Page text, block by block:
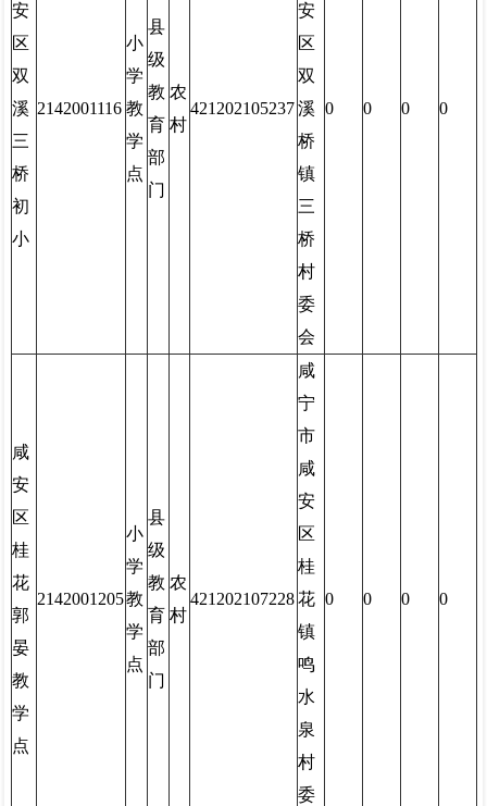
安
区
双
溪
三
桥
初
小
2142001116
小
学
教
学
点
县
级
教
育
部
门
农
村
421202105237
安
区
双
溪
桥
镇
三
桥
村
委
会
0 0 0 0
咸
安
区
桂
花
郭
晏
教
学
点
2142001205
小
学
教
学
点
县
级
教
育
部
门
农
村
421202107228
咸
宁
市
咸
安
区
桂
花
镇
鸣
水
泉
村
委
0 0 0 0